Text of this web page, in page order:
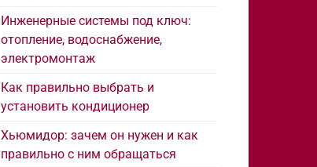
Инженерные системы под ключ:
отопление, водоснабжение,
электромонтаж
Как правильно выбрать и
установить кондиционер
Хьюмидор: зачем он нужен и как
правильно с ним обращаться